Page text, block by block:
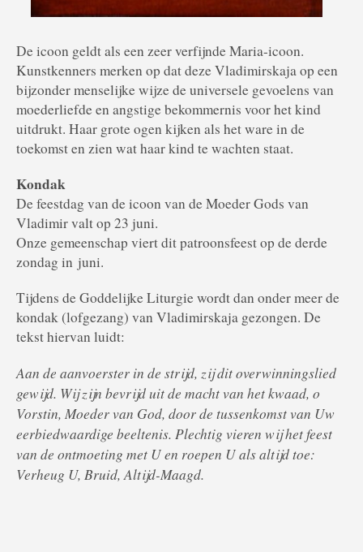
De icoon geldt als een zeer verfijnde Maria-icoon.
Kunstkenners merken op dat deze Vladimirskaja op een
bijzonder menselijke wijze de universele gevoelens van
moederliefde en angstige bekommernis voor het kind
uitdrukt. Haar grote ogen kijken als het ware in de
toekomst en zien wat haar kind te wachten staat.
Kondak
De feestdag van de icoon van de Moeder Gods van
Vladimir valt op 23 juni.
Onze gemeenschap viert dit patroonsfeest op de derde
zondag in juni.
Tijdens de Goddelijke Liturgie wordt dan onder meer de
kondak (lofgezang) van Vladimirskaja gezongen. De
tekst hiervan luidt:
Aan de aanvoerster in de strijd, zij dit overwinningslied
gewijd. Wij zijn bevrijd uit de macht van het kwaad, o
Vorstin, Moeder van God, door de tussenkomst van Uw
eerbiedwaardige beeltenis. Plechtig vieren wij het feest
van de ontmoeting met U en roepen U als altijd toe:
Verheug U, Bruid, Altijd-Maagd.